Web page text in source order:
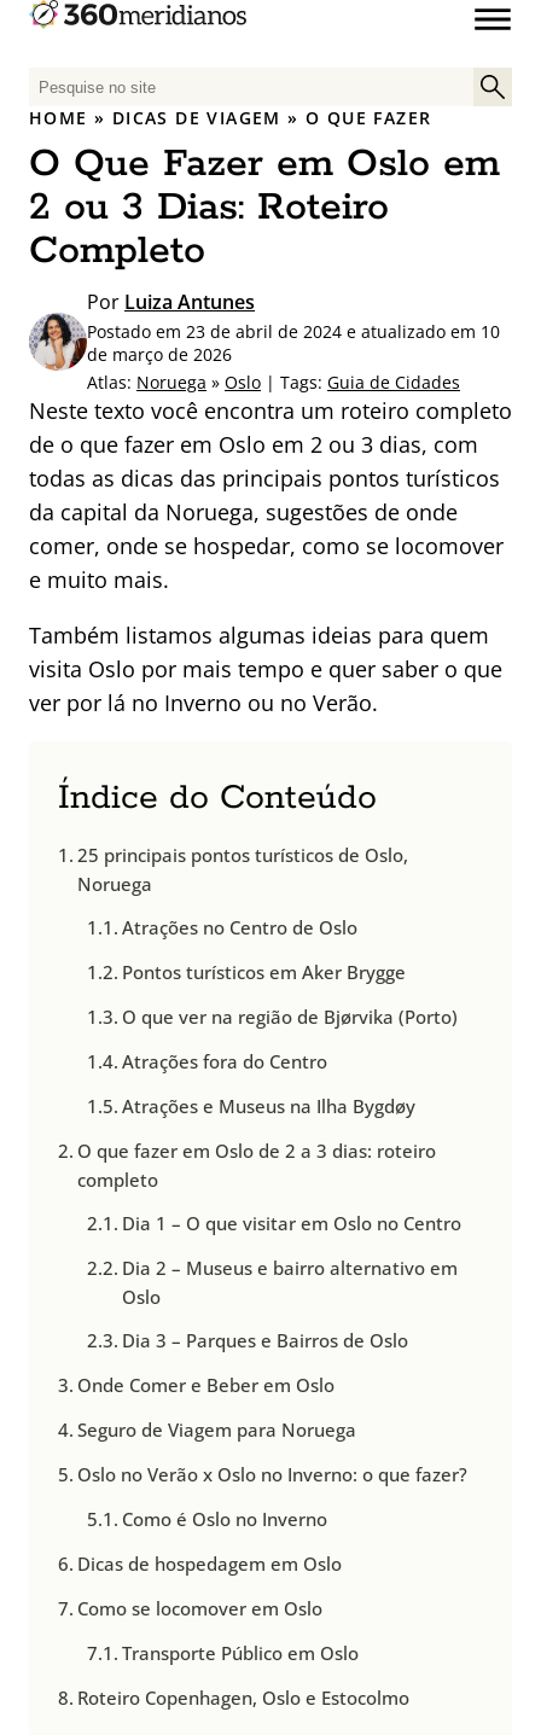
P
e
q
u
i
s
p
o
r
:
HOME » DICAS DE VIAGEM »O QUE FAZER
O Que Fazer em Oslo em
2 ou 3 Dias: Roteiro
Completo
Por Luiza Antunes
Postado em 23 de abril de 2024 e atualizado em 10
de março de 2026
Atlas: Noruega » Oslo | Tags: Guia de Cidades
Neste texto você encontra um roteiro completo
de o que fazer em Oslo em 2 ou 3 dias, com
todas as dicas das principais pontos turísticos
da capital da Noruega, sugestões de onde
comer, onde se hospedar, como se locomover
e muito mais.
Também listamos algumas ideias para quem
visita Oslo por mais tempo e quer saber o que
ver por lá no Inverno ou no Verão.
Índice do Conteúdo
25 principais pontos turísticos de Oslo,
Noruega
Atrações no Centro de Oslo
Pontos turísticos em Aker Brygge
O que ver na região de Bjørvika (Porto)
Atrações fora do Centro
Atrações e Museus na Ilha Bygdøy
O que fazer em Oslo de 2 a 3 dias: roteiro
completo
Dia 1 – O que visitar em Oslo no Centro
Dia 2 – Museus e bairro alternativo em
Oslo
Dia 3 – Parques e Bairros de Oslo
Onde Comer e Beber em Oslo
Seguro de Viagem para Noruega
Oslo no Verão x Oslo no Inverno: o que fazer?
Como é Oslo no Inverno
Dicas de hospedagem em Oslo
Como se locomover em Oslo
Transporte Público em Oslo
Roteiro Copenhagen, Oslo e Estocolmo